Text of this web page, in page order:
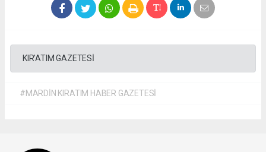
KIR'ATIM GAZETESİ
#MARDİN KIRATIM HABER GAZETESİ